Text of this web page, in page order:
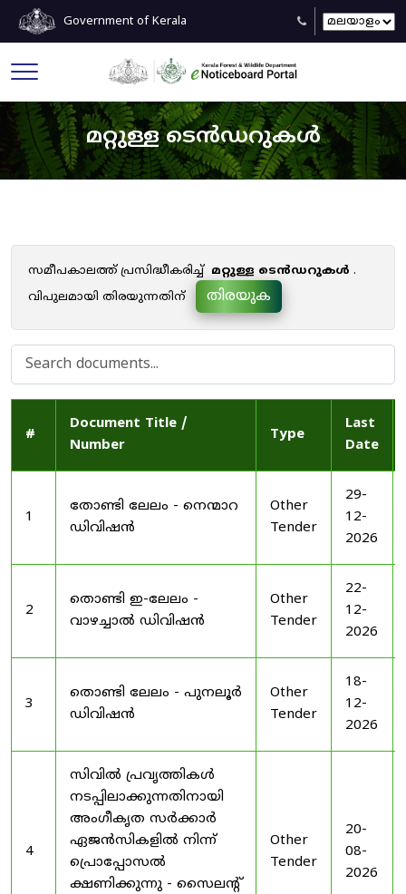
Government of Kerala
മറ്റുള്ള ടെൻഡറുകൾ
സമീപകാലത്ത് പ്രസിദ്ധീകരിച്ച് മറ്റുള്ള ടെൻഡറുകൾ .
വിപുലമായി തിരയുന്നതിന്
തിരയുക
#
Document Title /
Number
Type
Last
Date
1
തോണ്ടി ലേലം - നെന്മാറ
ഡിവിഷൻ
Other
Tender
29-
12-
2026
2
തൊണ്ടി ഇ-ലേലം -
വാഴച്ചാൽ ഡിവിഷൻ
Other
Tender
22-
12-
2026
3
തൊണ്ടി ലേലം - പുനലൂർ
ഡിവിഷൻ
Other
Tender
18-
12-
2026
4
സിവിൽ പ്രവൃത്തികൾ
നടപ്പിലാക്കുന്നതിനായി
അംഗീകൃത സർക്കാർ
ഏജൻസികളിൽ നിന്ന്
പ്രൊപ്പോസൽ
ക്ഷണിക്കുന്നു - സൈലന്റ്
Other
Tender
20-
08-
2026